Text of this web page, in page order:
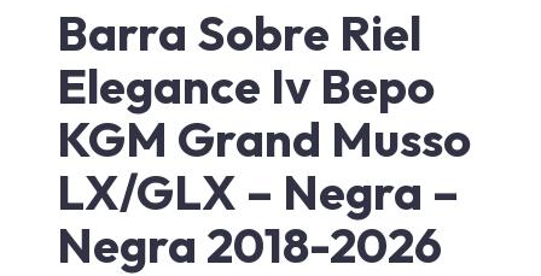
Barra Sobre Riel
Elegance Iv Bepo
KGM Grand Musso
LX/GLX – Negra –
Negra 2018-2026